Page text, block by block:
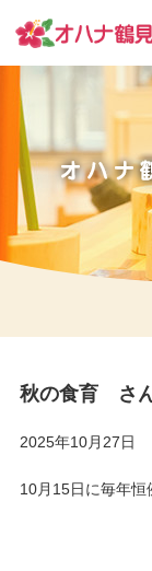
秋の食育 さ
2025年10月27日
10月15日に毎年恒